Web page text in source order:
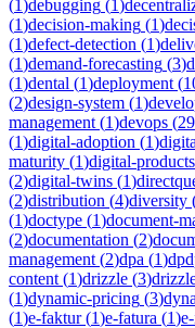
(1)debugging (1)
(1)decision-making (1)
(1)defect-detection (1)
(1)demand-forecasting (3)
(1)dental (1)deployment (
(2)design-system (1)
management (1)devops (29
(1)digital-adoption (1)
maturity (1)digital-products
(2)digital-twins (1)
(2)distribution (4)diversity
(1)doctype (1)document-
(2)documentation (2)
management (2)dpa (1)
content (1)drizzle (3)
(1)dynamic-pricing (3)
(1)e-faktur(1)e-fatura (1)